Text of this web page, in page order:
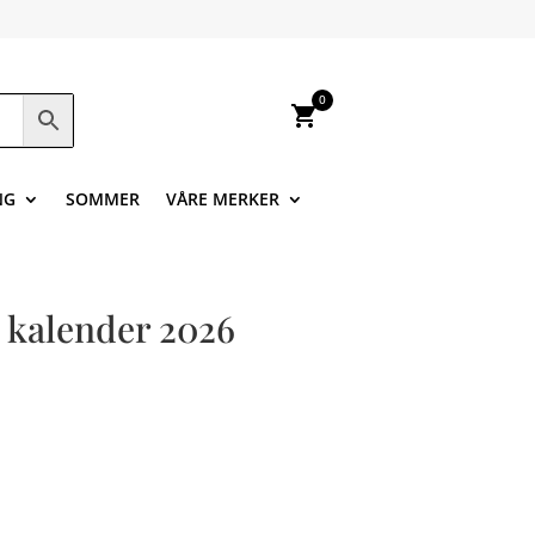
shopping_cart
0
SOMMER VÅRE MERKER
2026